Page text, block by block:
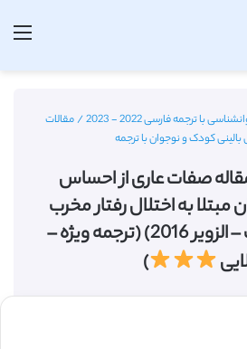
با ترجمه فارسی 2022 - 2023 /مقالات
كودک و نوجوان با ترجمه
صفات عاری از احساس
به اختلال رفتار مخرب
(ساینس دایرکت – الزویر 2016) (ترجمه ویژه –
)